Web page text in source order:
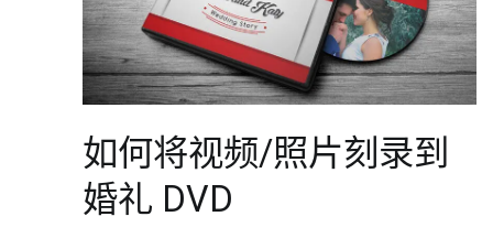
如何将视频/照片刻录到
婚礼 DVD